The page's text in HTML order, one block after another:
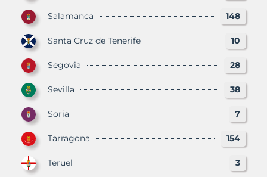
Salamanca 148
Santa Cruz de Tenerife 10
Segovia 28
Sevilla 38
Soria 7
Tarragona 154
Teruel 3